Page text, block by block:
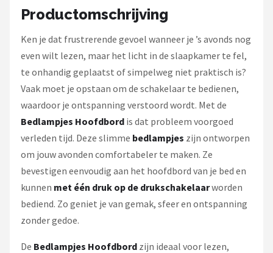
Productomschrijving
Ken je dat frustrerende gevoel wanneer je ’s avonds nog
even wilt lezen, maar het licht in de slaapkamer te fel,
te onhandig geplaatst of simpelweg niet praktisch is?
Vaak moet je opstaan om de schakelaar te bedienen,
waardoor je ontspanning verstoord wordt. Met de
Bedlampjes Hoofdbord is dat probleem voorgoed
verleden tijd. Deze slimme bedlampjes zijn ontworpen
om jouw avonden comfortabeler te maken. Ze
bevestigen eenvoudig aan het hoofdbord van je bed en
kunnen met één druk op de drukschakelaarworden
bediend. Zo geniet je van gemak, sfeer en ontspanning
zonder gedoe.
De Bedlampjes Hoofdbord zijn ideaal voor lezen,